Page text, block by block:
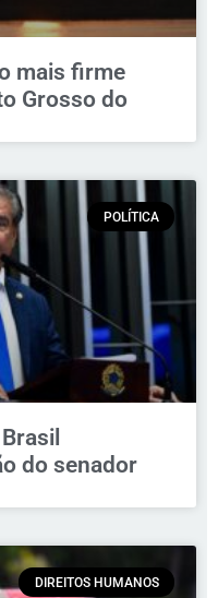
mais firme
Grosso do
POLÍTICA
do senador
DIREITOS HUMANOS